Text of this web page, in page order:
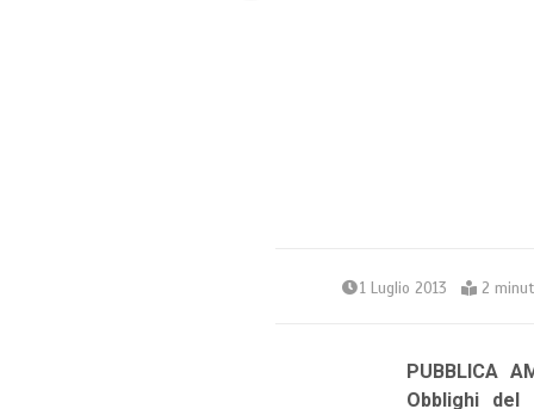
1 Luglio 2013 2
PUBBLICA
Obblighi